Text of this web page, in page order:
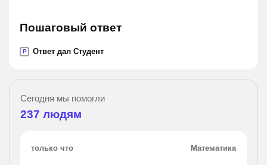
Пошаговый ответ
P Ответ дал Студент
Сегодня мы помогли
237 людям
только что Математика